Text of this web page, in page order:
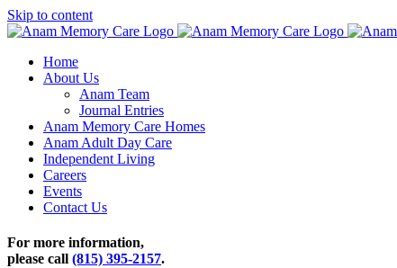
Skip to content
Home
About Us
Anam Team
Journal Entries
Anam Memory Care Homes
Anam Adult Day Care
Independent Living
Careers
Events
Contact Us
For more information,
please call (815) 395-2157.